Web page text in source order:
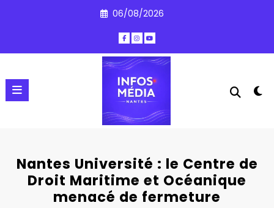
06/08/2026
Nantes Université : le Centre de
Droit Maritime et Océanique
menacé de fermeture